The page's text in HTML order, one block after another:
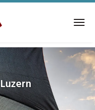
Luzern